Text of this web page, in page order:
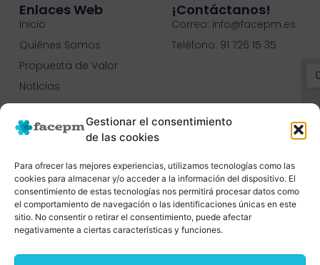
Gestionar el consentimiento
de las cookies
Para ofrecer las mejores experiencias, utilizamos tecnologías como las
cookies para almacenar y/o acceder a la información del dispositivo. El
consentimiento de estas tecnologías nos permitirá procesar datos como
el comportamiento de navegación o las identificaciones únicas en este
sitio. No consentir o retirar el consentimiento, puede afectar
negativamente a ciertas características y funciones.
Enlaces Web
Inicio
Quiénes Somos
Propuesta de Valor
Noticias
Contacto
C.O.N.C.E.E.
¡contáctanos!
Correo: info@facepm.es
Teléfono: 91 726 15 35